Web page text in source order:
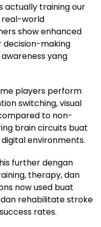
actually training our
real-world
show enhanced
decision-making
yang
players perform
switching, visual
to non-
brain circuits buat
environments.
further dengan
therapy, dan
now used buat
rehabilitate stroke
rates.